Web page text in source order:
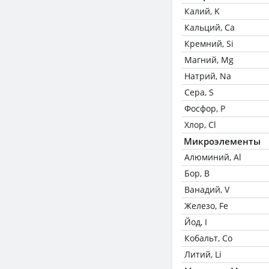
Калий, K
Кальций, Ca
Кремний, Si
Магний, Mg
Натрий, Na
Сера, S
Фосфор, P
Хлор, Cl
Микроэлементы
Алюминий, Al
Бор, B
Ванадий, V
Железо, Fe
Йод, I
Кобальт, Co
Литий, Li